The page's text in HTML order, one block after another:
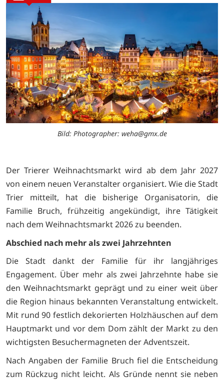
Bild: Photographer: weha@gmx.de
Der Trierer Weihnachtsmarkt wird ab dem Jahr 2027
von einem neuen Veranstalter organisiert. Wie die Stadt
Trier mitteilt, hat die bisherige Organisatorin, die
Familie Bruch, frühzeitig angekündigt, ihre Tätigkeit
nach dem Weihnachtsmarkt 2026 zu beenden.
Abschied nach mehr als zwei Jahrzehnten
Die Stadt dankt der Familie für ihr langjähriges
Engagement. Über mehr als zwei Jahrzehnte habe sie
den Weihnachtsmarkt geprägt und zu einer weit über
die Region hinaus bekannten Veranstaltung entwickelt.
Mit rund 90 festlich dekorierten Holzhäuschen auf dem
Hauptmarkt und vor dem Dom zählt der Markt zu den
wichtigsten Besuchermagneten der Adventszeit.
Nach Angaben der Familie Bruch fiel die Entscheidung
zum Rückzug nicht leicht. Als Gründe nennt sie neben